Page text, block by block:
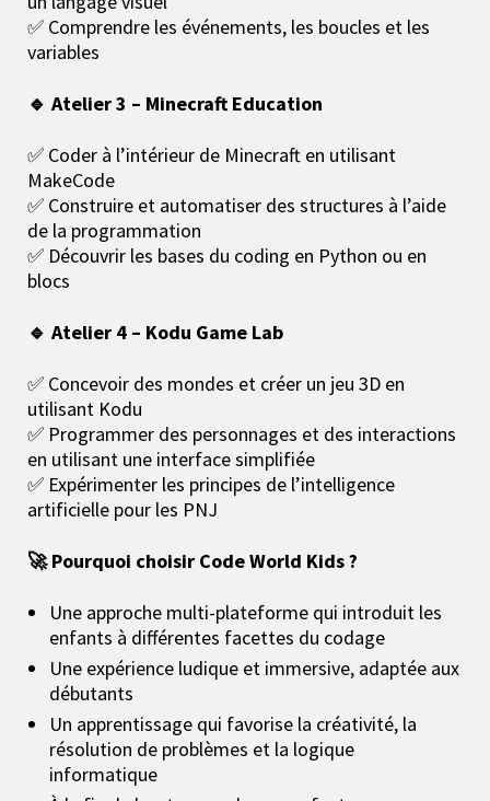
✅ Comprendre les événements, les boucles et les
variables
🔹 Atelier 3 – Minecraft Education
✅ Coder à l’intérieur de Minecraft en utilisant
MakeCode
✅ Construire et automatiser des structures à l’aide
de la programmation
✅ Découvrir les bases du coding en Python ou en
blocs
🔹 Atelier 4 – Kodu Game Lab
✅ Concevoir des mondes et créer un jeu 3D en
utilisant Kodu
✅ Programmer des personnages et des interactions
en utilisant une interface simplifiée
✅ Expérimenter les principes de l’intelligence
artificielle pour les PNJ
🚀 Pourquoi choisir Code World Kids ?
Une approche multi-plateforme qui introduit les
enfants à différentes facettes du codage
Une expérience ludique et immersive, adaptée aux
débutants
Un apprentissage qui favorise la créativité, la
résolution de problèmes et la logique
informatique